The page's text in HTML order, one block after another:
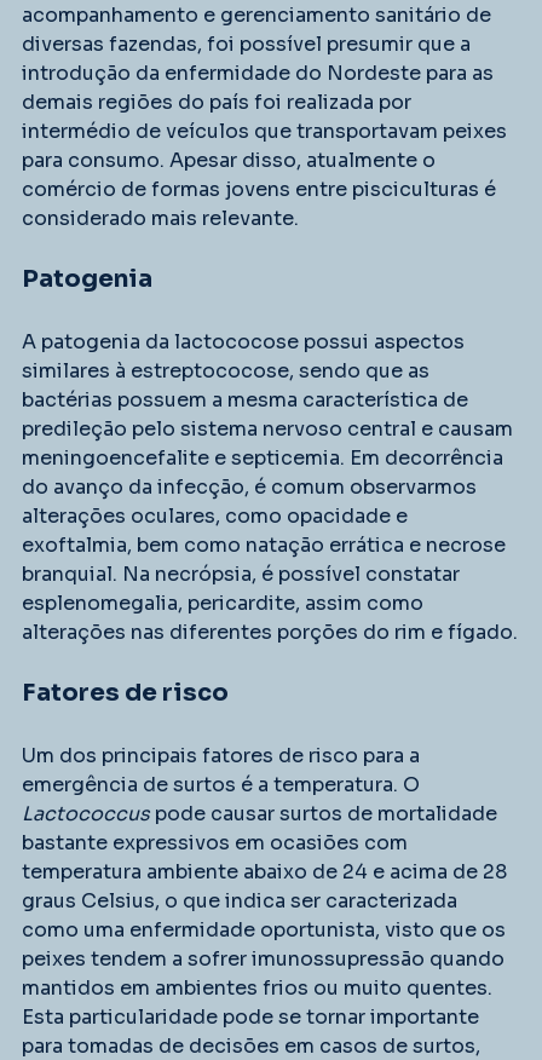
acompanhamento e gerenciamento sanitário de
diversas fazendas, foi possível presumir que a
introdução da enfermidade do Nordeste para as
demais regiões do país foi realizada por
intermédio de veículos que transportavam peixes
para consumo. Apesar disso, atualmente o
comércio de formas jovens entre pisciculturas é
considerado mais relevante.
Patogenia
A patogenia da lactococose possui aspectos
similares à estreptococose, sendo que as
bactérias possuem a mesma característica de
predileção pelo sistema nervoso central e causam
meningoencefalite e septicemia. Em decorrência
do avanço da infecção, é comum observarmos
alterações oculares, como opacidade e
exoftalmia, bem como natação errática e necrose
branquial. Na necrópsia, é possível constatar
esplenomegalia, pericardite, assim como
alterações nas diferentes porções do rim e fígado.
Fatores de risco
Um dos principais fatores de risco para a
emergência de surtos é a temperatura. O
Lactococcus pode causar surtos de mortalidade
bastante expressivos em ocasiões com
temperatura ambiente abaixo de 24 e acima de 28
graus Celsius, o que indica ser caracterizada
como uma enfermidade oportunista, visto que os
peixes tendem a sofrer imunossupressão quando
mantidos em ambientes frios ou muito quentes.
Esta particularidade pode se tornar importante
para tomadas de decisões em casos de surtos,